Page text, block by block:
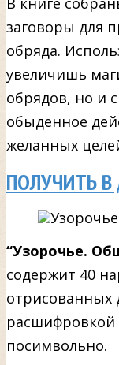
заговоры для
обряда.
увеличишь
обрядов, но и
обыденное
желанных
ПОЛУЧИТЬ В
“Узорочье.
содержит 40
отрисованных
расшифровкой
посимвольно.